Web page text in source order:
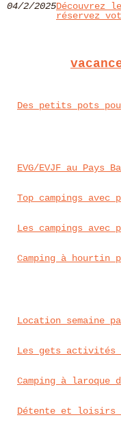
04/2/2025Découvrez
réservez
Des petits pots
EVG/EVJF au Pays
Top campings avec
Les campings
Camping à hourtin
Location semaine
Les gets
Camping à laroque
Détente et loisirs